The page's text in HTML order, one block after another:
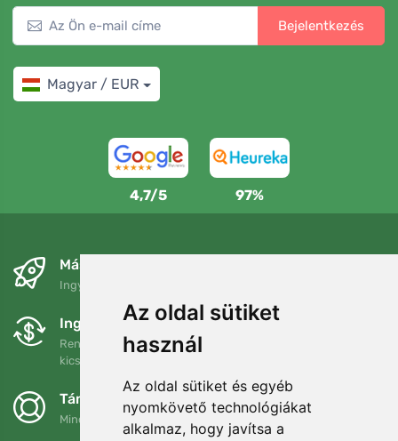
Az oldal sütiket
használ
Az oldal sütiket és egyéb
nyomkövető technológiákat
alkalmaz, hogy javítsa a
Bejelentkezés
Magyar / EUR
4,7/5 97%
Másnapra és ingyenesen
Ingyenes szállítás a következő összeg felett: 80 EUR
Ingyenes csere és visszaküldés
Rendelését 90 napon belül bármikor visszaküldheti vagy
kicserélheti.
Támogatjuk a Trees.org-ot
Minden megrendelésért ültetünk egy fát! Bővebben